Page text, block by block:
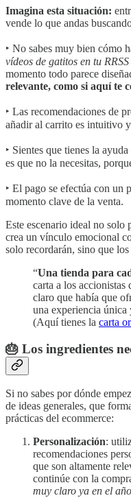
Imagina esta situación:
vende lo que andas
‣ No sabes muy bien cómo
vídeos de gatitos en tu
momento todo parece
relevante, como si aquí te
‣ Las recomendaciones de
añadir al carrito es intuitivo
‣ Sientes que tienes la
es que no la necesitas,
‣ El pago se efectúa con un
momento clave de la venta.
Este escenario ideal no solo
crea un vínculo emocional
solo recordarán, sino que los
“Una tienda para
carta a los accionistas
claro que había que
una experiencia única
(Aquí tienes la carta
🎂 Los ingredientes
Si no sabes por dónde
de ideas generales, que
prácticas del ecommerce:
Personalización:
recomendaciones
que son altamente
continúe con la
muy claro ya en el